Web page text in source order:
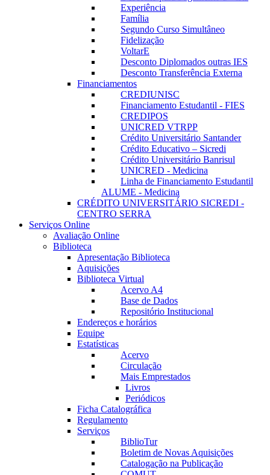
Experiência
Família
Segundo Curso Simultâneo
Fidelização
VoltarE
Desconto Diplomados outras IES
Desconto Transferência Externa
Financiamentos
CREDIUNISC
Financiamento Estudantil - FIES
CREDIPOS
UNICRED VTRPP
Crédito Universitário Santander
Crédito Educativo – Sicredi
Crédito Universitário Banrisul
UNICRED - Medicina
Linha de Financiamento Estudantil
ALUME - Medicina
CRÉDITO UNIVERSITÁRIO SICREDI -
CENTRO SERRA
Serviços Online
Avaliação Online
Biblioteca
Apresentação Biblioteca
Aquisições
Biblioteca Virtual
Acervo A4
Base de Dados
Repositório Institucional
Endereços e horários
Equipe
Estatísticas
Acervo
Circulação
Mais Emprestados
Livros
Periódicos
Ficha Catalográfica
Regulamento
Serviços
BiblioTur
Boletim de Novas Aquisições
Catalogação na Publicação